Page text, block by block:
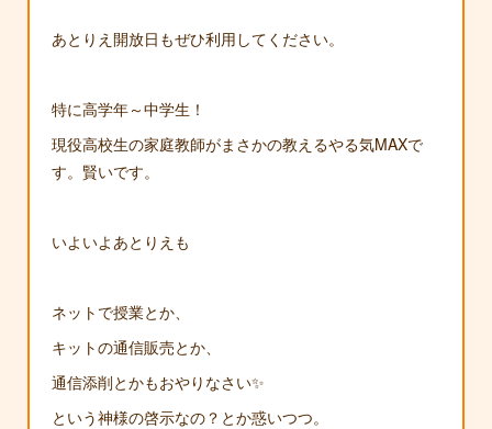
あとりえ開放日もぜひ利用してください。
特に高学年～中学生！
現役高校生の家庭教師がまさかの教えるやる気MAXで
す。賢いです。
いよいよあとりえも
ネットで授業とか、
キットの通信販売とか、
通信添削とかもおやりなさい✨
という神様の啓示なの？とか惑いつつ。